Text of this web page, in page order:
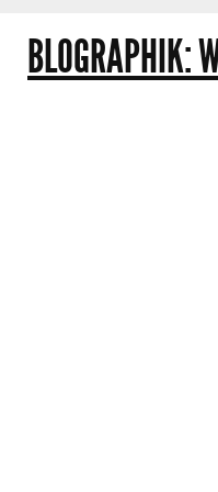
BLOGRAPHIK: